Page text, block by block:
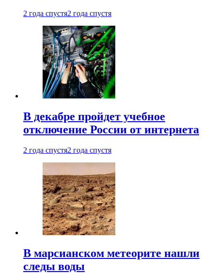
2 года спустя2 года спустя
В декабре пройдет учебное
отключение России от интернета
2 года спустя2 года спустя
В марсианском метеорите нашли
следы воды